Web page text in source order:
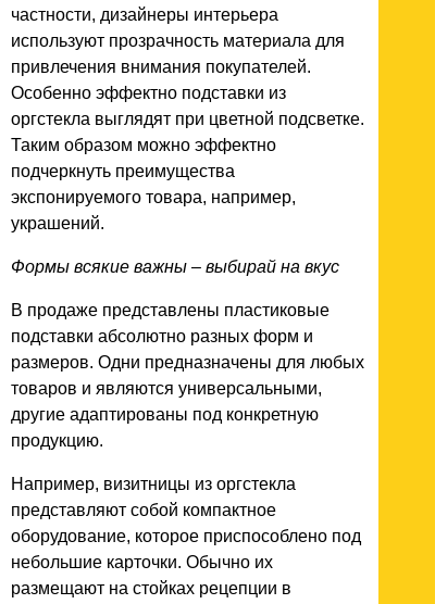
частности, дизайнеры интерьера
используют прозрачность материала для
привлечения внимания покупателей.
Особенно эффектно подставки из
оргстекла выглядят при цветной подсветке.
Таким образом можно эффектно
подчеркнуть преимущества
экспонируемого товара, например,
украшений.
Формы всякие важны – выбирай на вкус
В продаже представлены пластиковые
подставки абсолютно разных форм и
размеров. Одни предназначены для любых
товаров и являются универсальными,
другие адаптированы под конкретную
продукцию.
Например, визитницы из оргстекла
представляют собой компактное
оборудование, которое приспособлено под
небольшие карточки. Обычно их
размещают на стойках рецепции в